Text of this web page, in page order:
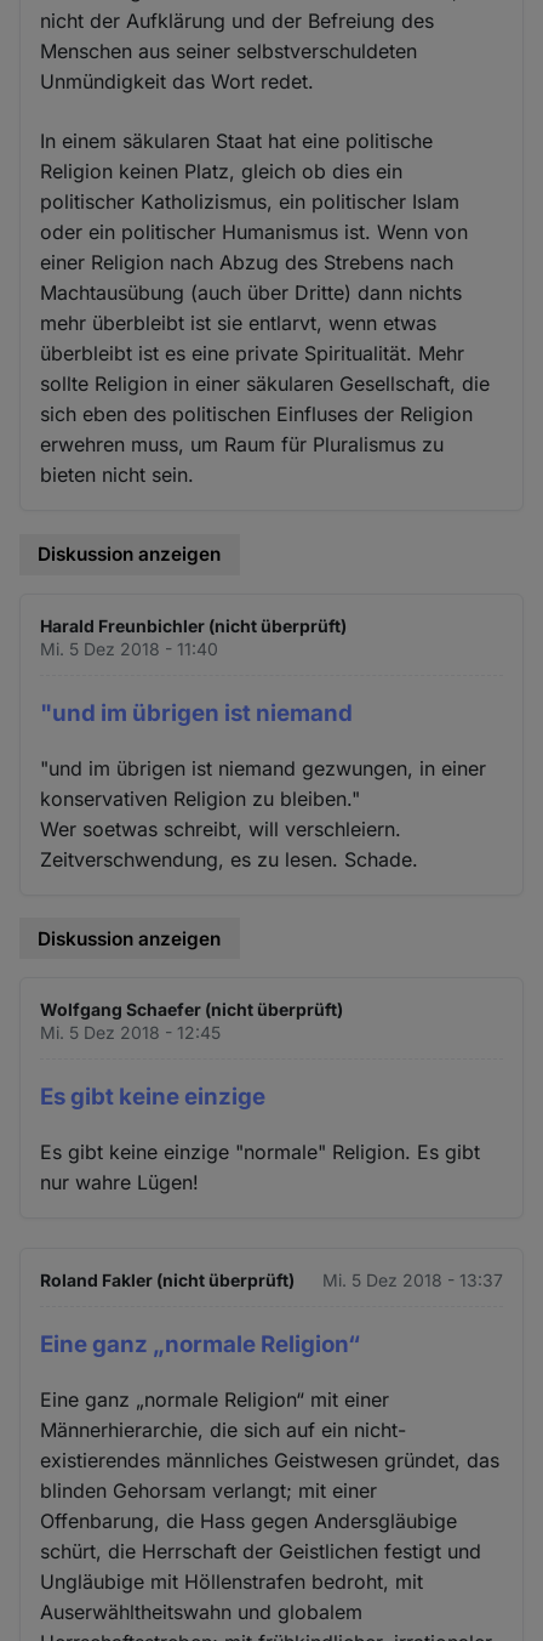
nicht der Aufklärung und der Befreiung des
Menschen aus seiner selbstverschuldeten
Unmündigkeit das Wort redet.
In einem säkularen Staat hat eine politische
Religion keinen Platz, gleich ob dies ein
politischer Katholizismus, ein politischer Islam
oder ein politischer Humanismus ist. Wenn von
einer Religion nach Abzug des Strebens nach
Machtausübung (auch über Dritte) dann nichts
mehr überbleibt ist sie entlarvt, wenn etwas
überbleibt ist es eine private Spiritualität. Mehr
sollte Religion in einer säkularen Gesellschaft, die
sich eben des politischen Einfluses der Religion
erwehren muss, um Raum für Pluralismus zu
bieten nicht sein.
Diskussion anzeigen
Harald Freunbichler (nicht überprüft)
Mi. 5 Dez 2018 - 11:40
"und im übrigen ist niemand
"und im übrigen ist niemand gezwungen, in einer
konservativen Religion zu bleiben."
Wer soetwas schreibt, will verschleiern.
Zeitverschwendung, es zu lesen. Schade.
Diskussion anzeigen
Wolfgang Schaefer (nicht überprüft)
Mi. 5 Dez 2018 - 12:45
Es gibt keine einzige
Es gibt keine einzige "normale" Religion. Es gibt
nur wahre Lügen!
Roland Fakler (nicht überprüft) Mi. 5 Dez 2018 - 13:37
Eine ganz „normale Religion“
Eine ganz „normale Religion“ mit einer
Männerhierarchie, die sich auf ein nicht-
existierendes männliches Geistwesen gründet, das
blinden Gehorsam verlangt; mit einer
Offenbarung, die Hass gegen Andersgläubige
schürt, die Herrschaft der Geistlichen festigt und
Ungläubige mit Höllenstrafen bedroht, mit
Auserwähltheitswahn und globalem